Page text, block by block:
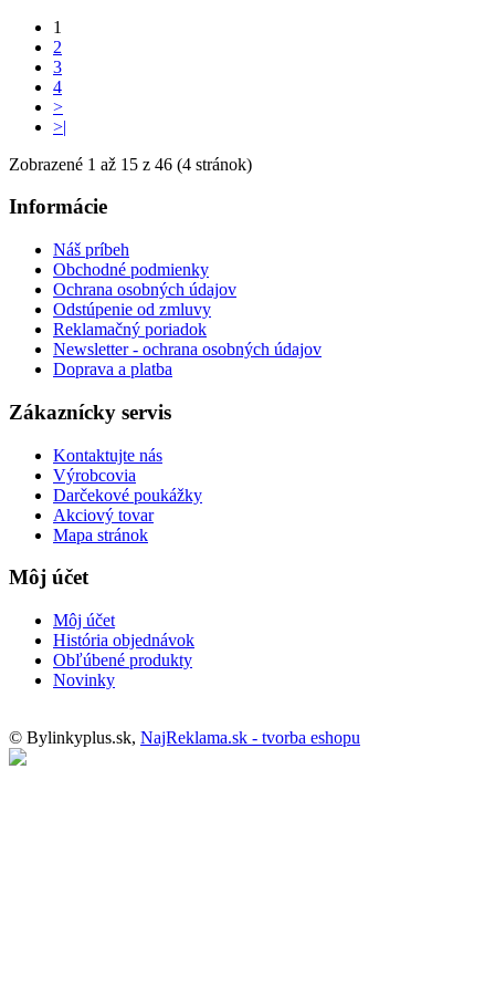
1
2
3
4
>
>|
Zobrazené 1 až 15 z 46 (4 stránok)
Informácie
Náš príbeh
Obchodné podmienky
Ochrana osobných údajov
Odstúpenie od zmluvy
Reklamačný poriadok
Newsletter - ochrana osobných údajov
Doprava a platba
Zákaznícky servis
Kontaktujte nás
Výrobcovia
Darčekové poukážky
Akciový tovar
Mapa stránok
Môj účet
Môj účet
História objednávok
Obľúbené produkty
Novinky
© Bylinkyplus.sk, NajReklama.sk - tvorba eshopu